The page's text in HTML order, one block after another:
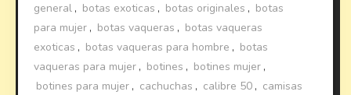
general , botas exoticas , botas originales , botas
para mujer , botas vaqueras , botas vaqueras
exoticas , botas vaqueras para hombre , botas
vaqueras para mujer , botines , botines mujer ,
botines para mujer , cachuchas , calibre 50 , camisas